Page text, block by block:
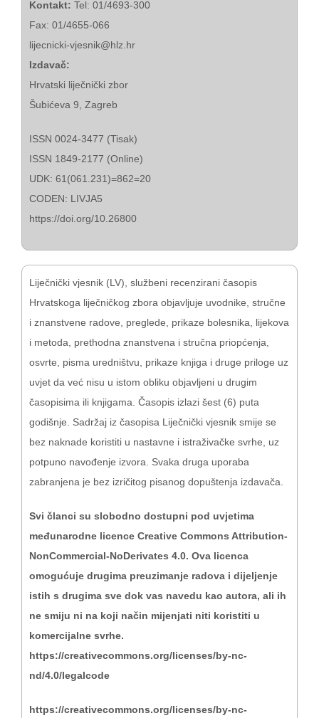
Kontakt: Tel: 01/4693-300
Fax: 01/4655-066
lijecnicki-vjesnik@hlz.hr
Izdavač:
Hrvatski liječnički zbor
Šubićeva 9, Zagreb
ISSN 0024-3477 (Tisak)
ISSN 1849-2177 (Online)
UDK: 61(061.231)=862=20
CODEN: LIVJA5
https://doi.org/10.26800
Liječnički vjesnik (LV), službeni recenzirani časopis
Hrvatskoga liječničkog zbora objavljuje uvodnike, stručne
i znanstvene radove, preglede, prikaze bolesnika, lijekova
i metoda, prethodna znanstvena i stručna priopćenja,
osvrte, pisma uredništvu, prikaze knjiga i druge priloge uz
uvjet da već nisu u istom obliku objavljeni u drugim
časopisima ili knjigama. Časopis izlazi šest (6) puta
godišnje. Sadržaj iz časopisa Liječnički vjesnik smije se
bez naknade koristiti u nastavne i istraživačke svrhe, uz
potpuno navođenje izvora. Svaka druga uporaba
zabranjena je bez izričitog pisanog dopuštenja izdavača.
Svi članci su slobodno dostupni pod uvjetima
međunarodne licence Creative Commons Attribution-
NonCommercial-NoDerivates 4.0. Ova licenca
omogućuje drugima preuzimanje radova i dijeljenje
istih s drugima sve dok vas navedu kao autora, ali ih
ne smiju ni na koji način mijenjati niti koristiti u
komercijalne svrhe.
https://creativecommons.org/licenses/by-nc-
nd/4.0/legalcode
https://creativecommons.org/licenses/by-nc-